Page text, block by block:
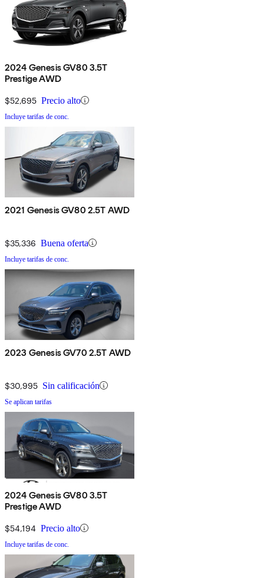
2024 Genesis GV80 3.5T
Prestige AWD
$52,695 Precio alto
Incluye tarifas de conc.
2021 Genesis GV80 2.5T AWD
$35,336 Buena oferta
Incluye tarifas de conc.
2023 Genesis GV70 2.5T AWD
$30,995 Sin calificación
Se aplican tarifas
2024 Genesis GV80 3.5T
Prestige AWD
$54,194 Precio alto
Incluye tarifas de conc.